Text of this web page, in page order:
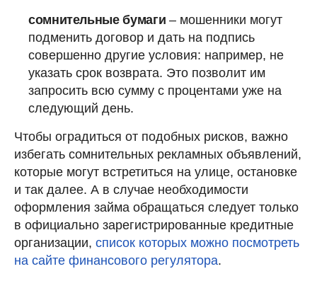
сомнительные бумаги – мошенники могут
подменить договор и дать на подпись
совершенно другие условия: например, не
указать срок возврата. Это позволит им
запросить всю сумму с процентами уже на
следующий день.
Чтобы оградиться от подобных рисков, важно
избегать сомнительных рекламных объявлений,
которые могут встретиться на улице, остановке
и так далее. А в случае необходимости
оформления займа обращаться следует только
в официально зарегистрированные кредитные
организации, список которых можно посмотреть
на сайте финансового регулятора.